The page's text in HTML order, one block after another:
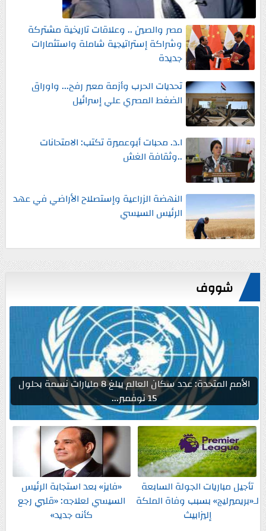
مصر والصين .. وعلاقات تاريخية مشتركة
وشراكة إستراتيجية شاملة واستثمارات
جديدة
تحديات الحرب وأزمة معبر رفح... واوراق
الضغط المصري علي إسرائيل
ا.د. محبات أبوعميرة تكتب: الامتحانات
..وثقافة الغش
النهضة الزراعية وإستصلاح الأراضي في عهد
الرئيس السيسي
شووف
الأمم المتحدة: عدد سكان العالم يبلغ 8 مليارات نسمة بحلول
15 نوفمبر...
تأجيل مباريات الجولة السابعة
لـ«بريميرليج» بسبب وفاة الملكة
إليزابيث
«فايز» بعد استجابة الرئيس
السيسي لعلاجه: «قلبي رجع
كأنه جديد»